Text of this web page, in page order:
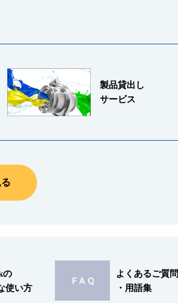
製品貸出し
サービス
の
使い方
よくあるご質問
・用語集